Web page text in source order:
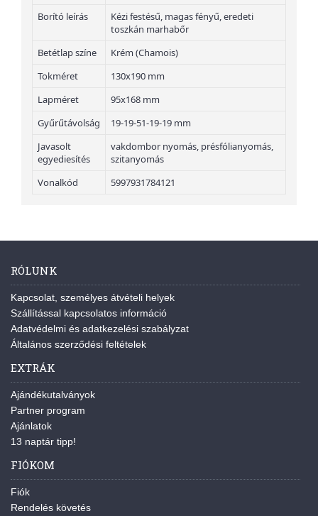
Borító leírás
Kézi festésű, magas fényű, eredeti
toszkán marhabőr
Betétlap színe
Krém (Chamois)
Tokméret
130x190 mm
Lapméret
95x168 mm
Gyűrűtávolság
19-19-51-19-19 mm
Javasolt
egyediesítés
vakdombor nyomás, présfólianyomás,
szitanyomás
Vonalkód
5997931784121
RÓLUNK
Kapcsolat, személyes átvételi helyek
Szállítással kapcsolatos információ
Adatvédelmi és adatkezelési szabályzat
Általános szerződési feltételek
EXTRÁK
Ajándékutalványok
Partner program
Ajánlatok
13 naptár tipp!
FIÓKOM
Fiók
Rendelés követés